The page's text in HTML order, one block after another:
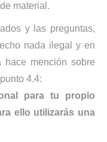
material.
y las preguntas,
nada ilegal y en
mención sobre
4.4:
para tu propio
ello utilizarás una